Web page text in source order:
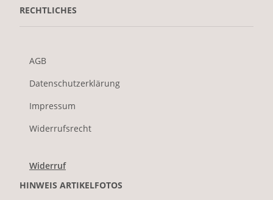
RECHTLICHES
AGB
Datenschutzerklärung
Impressum
Widerrufsrecht
Widerruf
HINWEIS ARTIKELFOTOS